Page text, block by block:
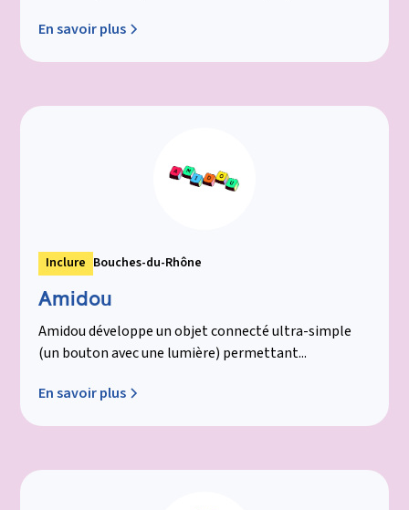
En savoir plus
Inclure Bouches-du-Rhône
Amidou
Amidou développe un objet connecté ultra-simple
(un bouton avec une lumière) permettant...
En savoir plus